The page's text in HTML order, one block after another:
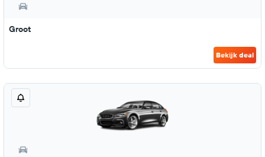
Groot
Bekijk deal